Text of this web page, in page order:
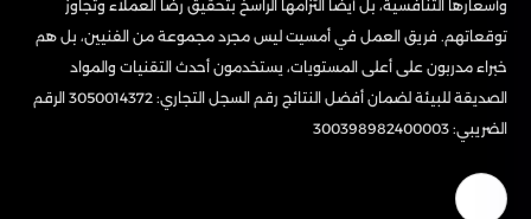
وأسعارها التنافسية، بل أيضًا التزامها الراسخ بتحقيق رضا العملاء وتجاوز
توقعاتهم. فريق العمل في أمسيت ليس مجرد مجموعة من الفنيين، بل هم
خبراء مدربون على أعلى المستويات، يستخدمون أحدث التقنيات والمواد
الصديقة للبيئة لضمان أفضل النتائج رقم السجل التجاري: 3050014372 الرقم
الضريبي: 300398982400003